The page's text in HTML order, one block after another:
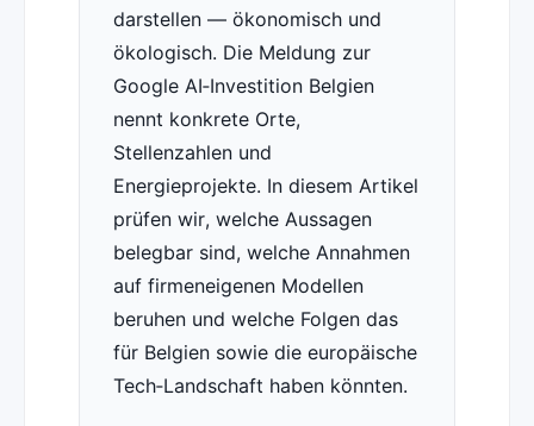
darstellen — ökonomisch und
ökologisch. Die Meldung zur
Google AI‑Investition Belgien
nennt konkrete Orte,
Stellenzahlen und
Energieprojekte. In diesem Artikel
prüfen wir, welche Aussagen
belegbar sind, welche Annahmen
auf firmeneigenen Modellen
beruhen und welche Folgen das
für Belgien sowie die europäische
Tech‑Landschaft haben könnten.